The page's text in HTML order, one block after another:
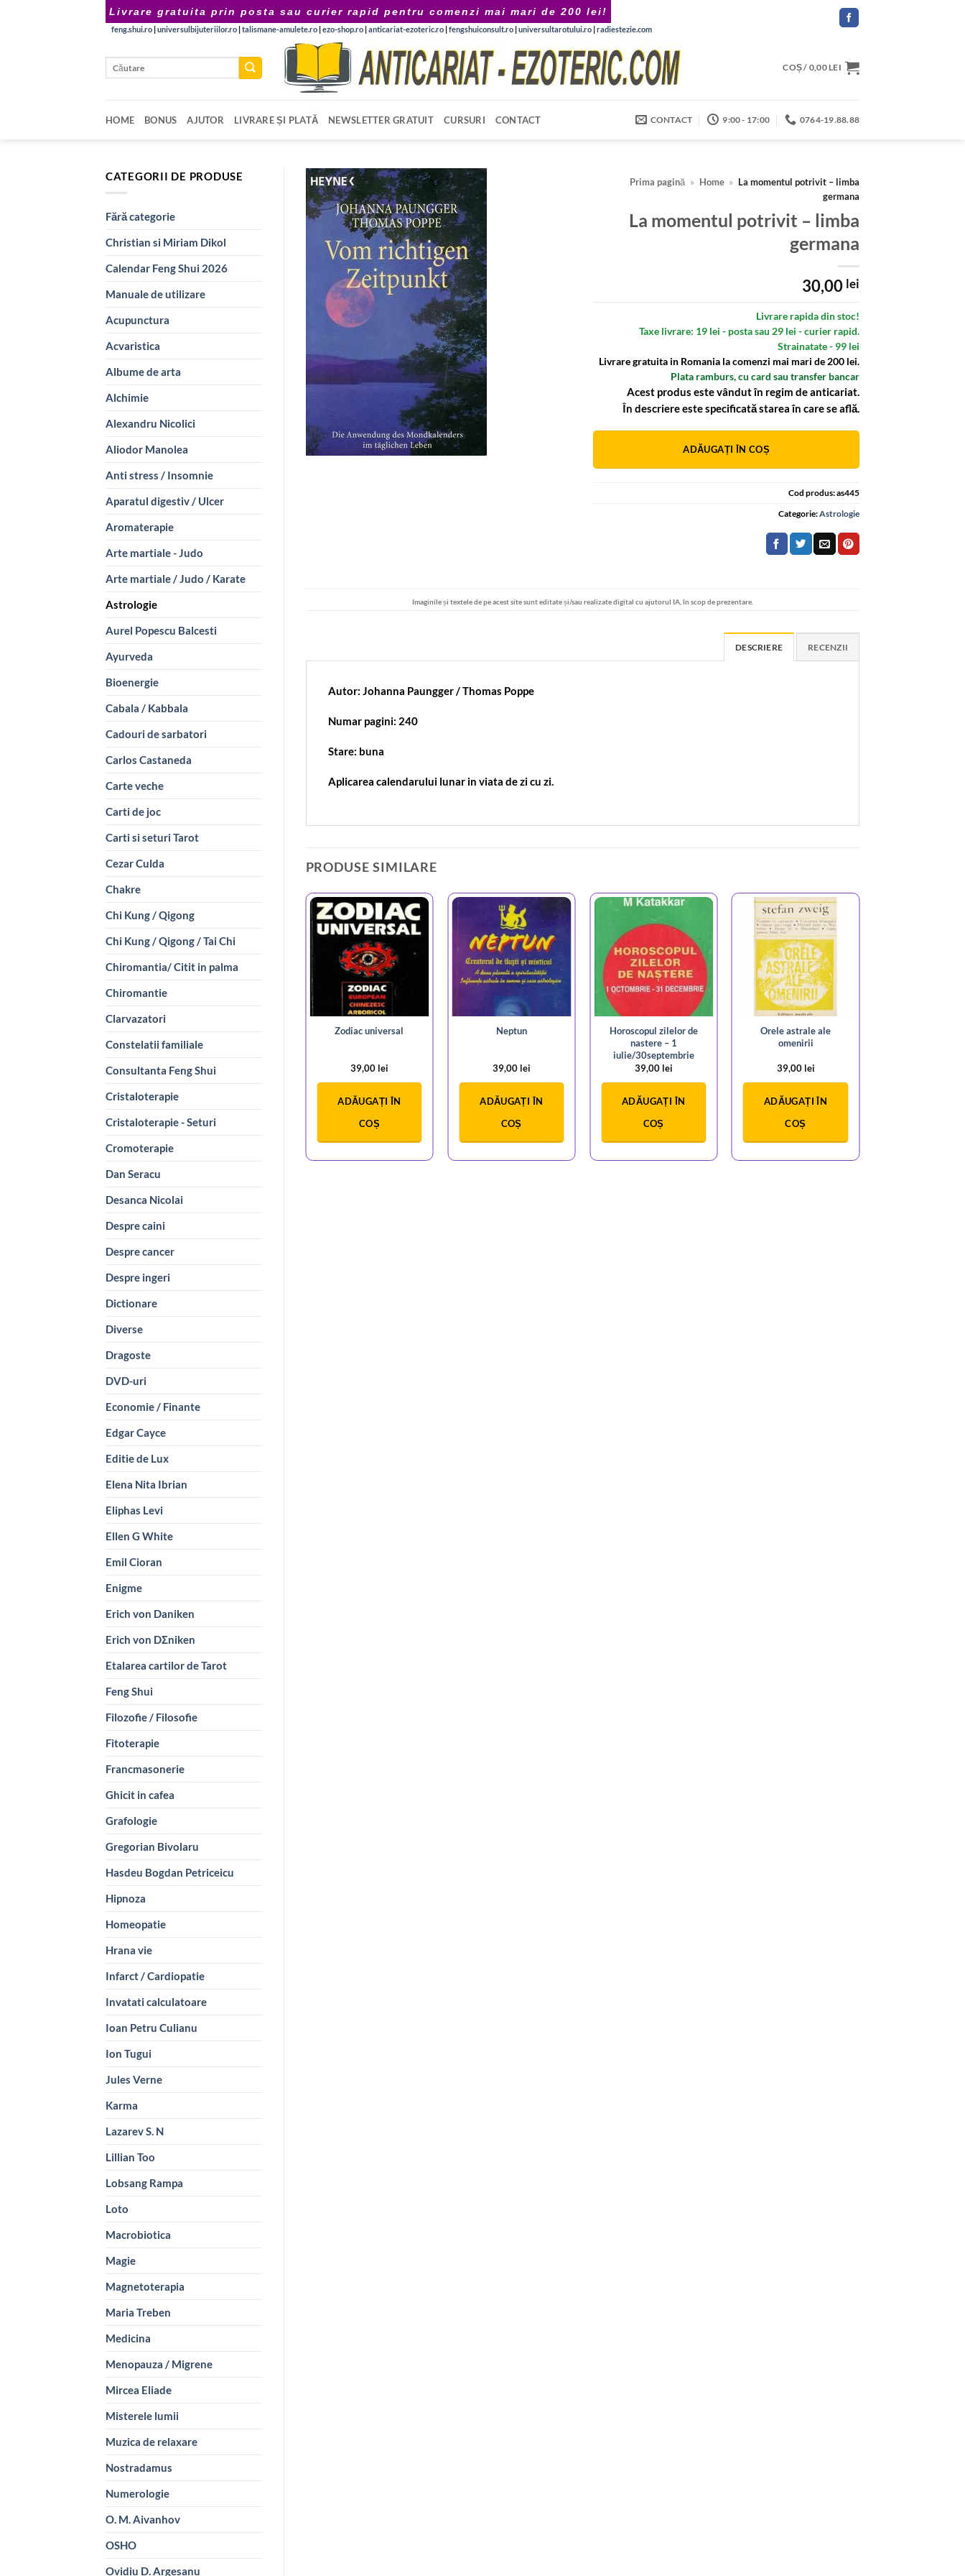
Livrare gratuita prin posta sau curier rapid pentru comenzi mai mari de 200 lei!
feng.shui.ro|universulbijuteriilor.ro|talismane-amulete.ro|ezo-shop.ro|anticariat-ezoteric.ro|fengshuiconsult.ro|universultarotului.ro|radiestezie.com
Caută
COȘ / 0,00 LEI
HOME BONUS AJUTOR LIVRARE ȘI PLATĂ NEWSLETTER GRATUIT CURSURI CONTACT CONTACT 9:00 - 17:00 0764-19.88.88
CATEGORII DE PRODUSE
Fără categorie
Christian si Miriam Dikol
Calendar Feng Shui 2026
Manuale de utilizare
Acupunctura
Acvaristica
Albume de arta
Alchimie
Alexandru Nicolici
Aliodor Manolea
Anti stress / Insomnie
Aparatul digestiv / Ulcer
Aromaterapie
Arte martiale - Judo
Arte martiale / Judo / Karate
Astrologie
Aurel Popescu Balcesti
Ayurveda
Bioenergie
Cabala / Kabbala
Cadouri de sarbatori
Carlos Castaneda
Carte veche
Carti de joc
Carti si seturi Tarot
Cezar Culda
Chakre
Chi Kung / Qigong
Chi Kung / Qigong / Tai Chi
Chiromantia/ Citit in palma
Chiromantie
Clarvazatori
Constelatii familiale
Consultanta Feng Shui
Cristaloterapie
Cristaloterapie - Seturi
Cromoterapie
Dan Seracu
Desanca Nicolai
Despre caini
Despre cancer
Despre ingeri
Dictionare
Diverse
Dragoste
DVD-uri
Economie / Finante
Edgar Cayce
Editie de Lux
Elena Nita Ibrian
Eliphas Levi
Ellen G White
Emil Cioran
Enigme
Erich von Daniken
Erich von DΣniken
Etalarea cartilor de Tarot
Feng Shui
Filozofie / Filosofie
Fitoterapie
Francmasonerie
Ghicit in cafea
Grafologie
Gregorian Bivolaru
Hasdeu Bogdan Petriceicu
Hipnoza
Homeopatie
Hrana vie
Infarct / Cardiopatie
Invatati calculatoare
Ioan Petru Culianu
Ion Tugui
Jules Verne
Karma
Lazarev S. N
Lillian Too
Lobsang Rampa
Loto
Macrobiotica
Magie
Magnetoterapia
Maria Treben
Medicina
Menopauza / Migrene
Mircea Eliade
Misterele lumii
Muzica de relaxare
Nostradamus
Numerologie
O. M. Aivanhov
OSHO
Ovidiu D. Argesanu
Prima pagină » Home » La momentul potrivit – limba
germana
La momentul potrivit – limba
germana
30,00 lei
Livrare rapida din stoc!
Taxe livrare: 19 lei - posta sau 29 lei - curier rapid.
Strainatate - 99 lei
Livrare gratuita in Romania la comenzi mai mari de 200 lei.
Plata ramburs, cu card sau transfer bancar
Acest produs este vândut în regim de anticariat.
În descriere este specificată starea în care se află.
ADĂUGAȚI ÎN COȘ
Cod produs:as445
Categorie:Astrologie
Imaginile și textele de pe acest site sunt editate și/sau realizate digital cu ajutorul IA, în scop de prezentare.
DESCRIERE RECENZII
Autor: Johanna Paungger / Thomas Poppe
Numar pagini: 240
Stare: buna
Aplicarea calendarului lunar in viata de zi cu zi.
PRODUSE SIMILARE
Zodiac universal
39,00 lei
ADĂUGAȚI ÎN
COȘ
Neptun
39,00 lei
ADĂUGAȚI ÎN
COȘ
Horoscopul zilelor de
nastere – 1
iulie/30septembrie
39,00 lei
ADĂUGAȚI ÎN
COȘ
Orele astrale ale
omenirii
39,00 lei
ADĂUGAȚI ÎN
COȘ